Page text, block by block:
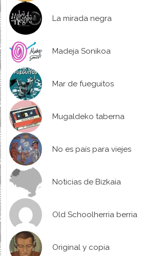
La mirada negra
Madeja Sonikoa
Mar de fueguitos
Mugaldeko taberna
No es país para viejes
Noticias de Bizkaia
Old Schoolherria berria
Original y copia